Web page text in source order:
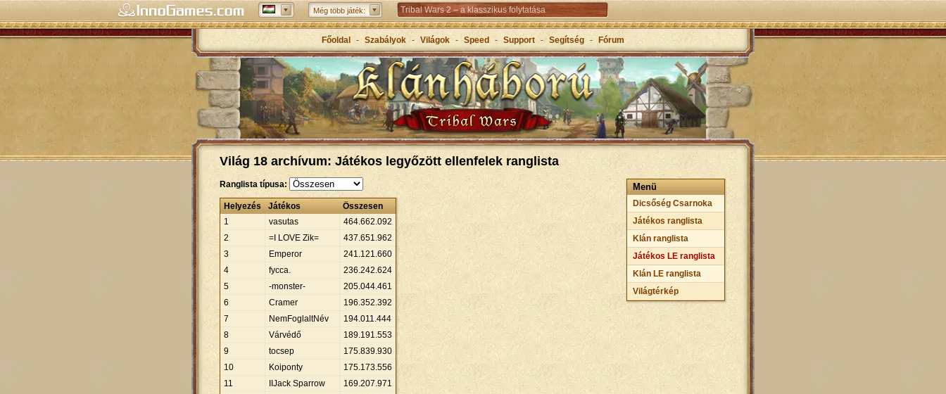
Még több játék: Tribal Wars 2 – a klasszikus folytatása
Forge of Empires – Korokon átívelő stratégiai játék
Grepolis – Építs birodalmat az ókori Görögországban
Főoldal - Szabályok - Világok - Speed - Support - Segítség - Fórum
Világ 18 archívum: Játékos legyőzött ellenfelek ranglista
Menü
Dicsőség Csarnoka
Játékos ranglista
Klán ranglista
Játékos LE ranglista
Klán LE ranglista
Világtérkép
Ranglista típusa:
Helyezés Játékos
Összesen
1
vasutas 464.662.092
2
=I LOVE Zik= 437.651.962
3
Emperor 241.121.660
4
fycca. 236.242.624
5
-monster- 205.044.461
6
Cramer 196.352.392
7
NemFoglaltNév 194.011.444
8
Várvédő 189.191.553
9
tocsep 175.839.930
10
Koiponty 175.173.556
11
IIJack Sparrow 169.207.971